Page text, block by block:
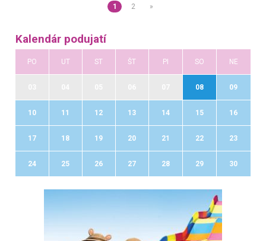
1 2 »
Kalendár podujatí
PO UT ST ŠT PI SO NE
08 09
10 11 12 13 14 15 16
17 18 19 20 21 22 23
24 25 26 27 28 29 30